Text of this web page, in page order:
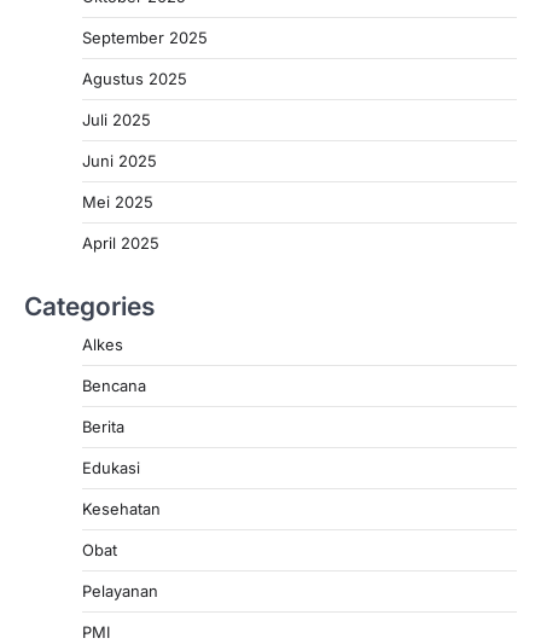
September 2025
Agustus 2025
Juli 2025
Juni 2025
Mei 2025
April 2025
Categories
Alkes
Bencana
Berita
Edukasi
Kesehatan
Obat
Pelayanan
PMI